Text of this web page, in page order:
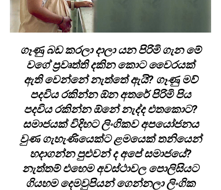
ගෑණු බඩ කරලා දාලා යන පිරිමි ගැන මේ
වගේ ප්‍රවෘත්ති දකින කොට වෛරයක්
ඇති වෙන්නේ නැත්තේ ඇයි? ගෑණු මව්
පදවිය රකින්න ඕන අතරේ පිරිමි පිය
පදවිය රකින්න ඕනේ නැද්ද එතකොට?
සමාජයක් විදිහට ලිංගිකව අපයෝජනය
වුණ ගැහැණියෙක්ට ළමයෙක් තනියෙන්
හදාගන්න පුළුවන් ද අපේ සමාජයේ?
නැත්තම් එහෙම අවස්ථාවල පොලිසියට
ගියහම දෙමවුපියන් ගෙන්නලා ලිංගික